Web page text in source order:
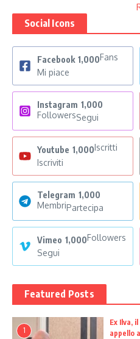
Social Icons
Facebook 1,000Fans
Mi piace
Instagram 1,000
FollowersSegui
Youtube 1,000Iscritti
Iscriviti
Telegram 1,000
MembriPartecipa
Vimeo 1,000Followers
Segui
Featured Posts
1
Ex Ilva,
appello